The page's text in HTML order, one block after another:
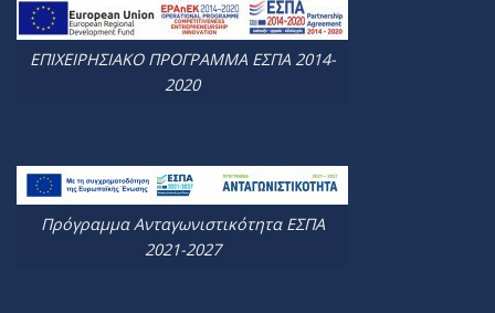
ΕΠΙΧΕΙΡΗΣΙΑΚΟ ΠΡΟΓΡΑΜΜΑ ΕΣΠΑ 2014-
2020
Πρόγραμμα Ανταγωνιστικότητα ΕΣΠΑ
2021-2027